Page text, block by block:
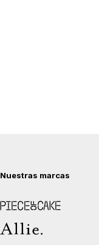
Nuestras marcas
Piece of Cake
Allie